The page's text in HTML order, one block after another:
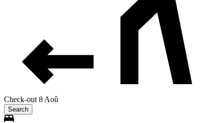
Check-out 8 Aoû
Search